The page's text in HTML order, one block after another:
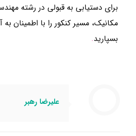
برای دستیابی به قبولی در رشته
مکانیک، مسیر کنکور را با اطمینان
بسپارید.
علیرضا رهبر